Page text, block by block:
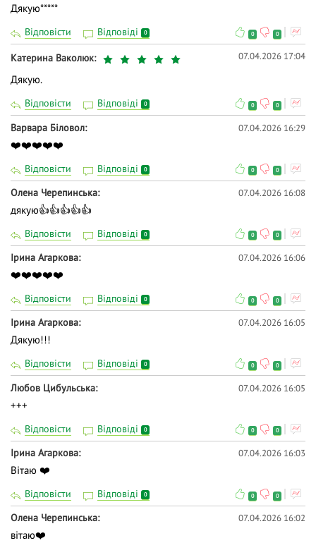
Дякую*****
Відповісти Відповіді 0 0 0
Катерина Ваколюк 07.04.2026 17:04
Дякую.
Відповісти Відповіді 0 0 0
Варвара Біловол 07.04.2026 16:29
❤️❤️❤️❤️❤️
Відповісти Відповіді 0 0 0
Олена Черепинська 07.04.2026 16:08
дякую👍👍👍👍👍
Відповісти Відповіді 0 0 0
Ірина Агаркова 07.04.2026 16:06
❤️❤️❤️❤️❤️
Відповісти Відповіді 0 0 0
Ірина Агаркова 07.04.2026 16:05
Дякую!!!
Відповісти Відповіді 0 0 0
Любов Цибульська 07.04.2026 16:05
+++
Відповісти Відповіді 0 0 0
Ірина Агаркова 07.04.2026 16:03
Вітаю ❤️
Відповісти Відповіді 0 0 0
Олена Черепинська 07.04.2026 16:02
вітаю❤️